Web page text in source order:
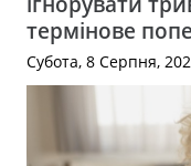
термінове
Субота, 8 Серпня,